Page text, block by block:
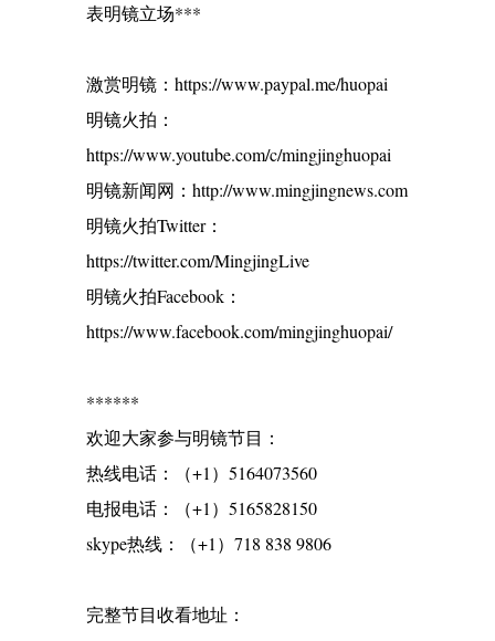
表明镜立场***
激赏明镜：https://www.paypal.me/huopai
明镜火拍：
https://www.youtube.com/c/mingjinghuopai
明镜新闻网：http://www.mingjingnews.com
明镜火拍Twitter：
https://twitter.com/MingjingLive
明镜火拍Facebook：
https://www.facebook.com/mingjinghuopai/
******
欢迎大家参与明镜节目：
热线电话：（+1）5164073560
电报电话：（+1）5165828150
skype热线：（+1）718 838 9806
完整节目收看地址：